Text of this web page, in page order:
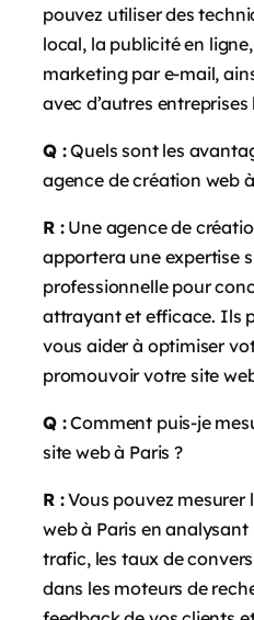
pouvez utiliser des
local, la publicité en
marketing par e-mail,
avec d’autres entreprises
Q :Quels sont les
agence de création web
R :Une agence de
apportera une expertise
professionnelle pour
attrayant et efficace. Ils
vous aider à optimiser
promouvoir votre site
Q :Comment puis-je
site web à Paris ?
R :Vous pouvez mesurer
web à Paris en
trafic, les taux de
dans les moteurs de